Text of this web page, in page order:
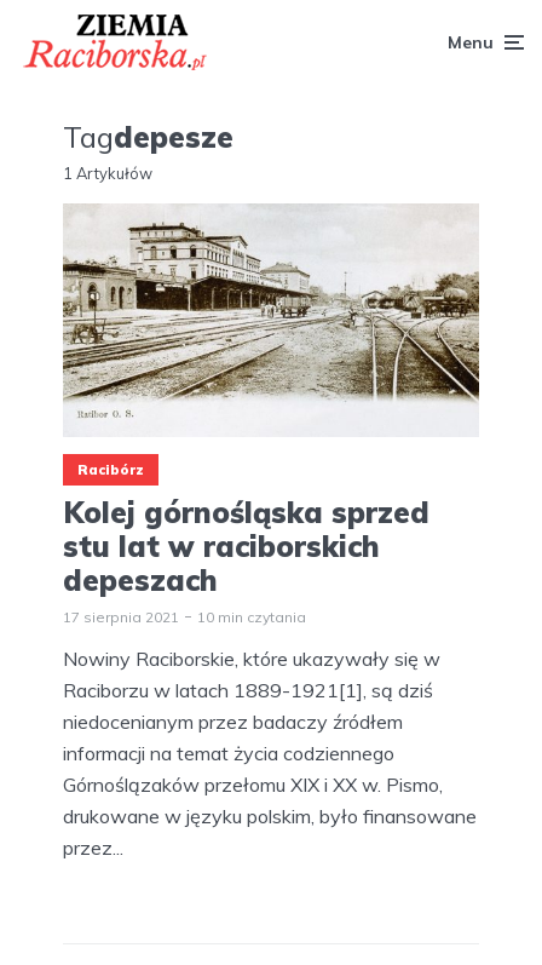
Menu
Tagdepesze
1 Artykułów
Racibórz
Kolej górnośląska sprzed
stu lat w raciborskich
depeszach
17 sierpnia 2021 10 min czytania
Nowiny Raciborskie, które ukazywały się w
Raciborzu w latach 1889-1921[1], są dziś
niedocenianym przez badaczy źródłem
informacji na temat życia codziennego
Górnoślązaków przełomu XIX i XX w. Pismo,
drukowane w języku polskim, było finansowane
przez...